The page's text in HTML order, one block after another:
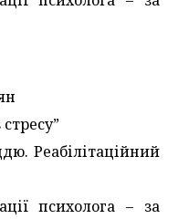
Реабілітаційний
психолога – за